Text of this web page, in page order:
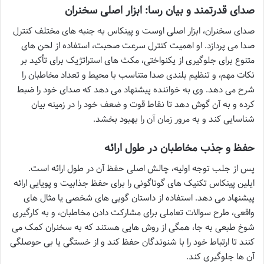
صدای قدرتمند و بیان رسا: ابزار اصلی سخنران
صدای سخنران، ابزار اصلی اوست و پینکاس به جنبه های مختلف کنترل
صدا می پردازد. او اهمیت کنترل سرعت صحبت، استفاده از لحن های
متنوع برای جلوگیری از یکنواختی، مکث های استراتژیک برای تأکید بر
نکات مهم، و تنظیم بلندی صدا متناسب با محیط و تعداد مخاطبان را
شرح می دهد. وی به خواننده پیشنهاد می دهد که صدای خود را ضبط
کرده و به آن گوش دهد تا نقاط قوت و ضعف خود را در زمینه بیان
شناسایی کند و به مرور زمان آن را بهبود بخشد.
حفظ و جذب مخاطبان در طول ارائه
پس از جلب توجه اولیه، چالش اصلی حفظ آن در طول ارائه است.
ایلین پینکاس تکنیک های گوناگونی را برای حفظ جذابیت و پویایی ارائه
پیشنهاد می دهد. استفاده از داستان گویی های شخصی یا مثال های
واقعی، طرح سوالات تعاملی برای مشارکت دادن مخاطبان، و به کارگیری
شوخ طبعی به جا، همگی از روش هایی هستند که به سخنران کمک می
کنند تا ارتباط خود را با شنوندگان حفظ کند و از خستگی یا بی حوصلگی
آن ها جلوگیری کند.